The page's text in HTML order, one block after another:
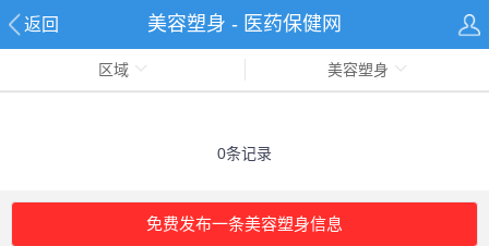
返回 美容塑身 - 医药保健网
区域 美容塑身
0条记录
免费发布一条美容塑身信息